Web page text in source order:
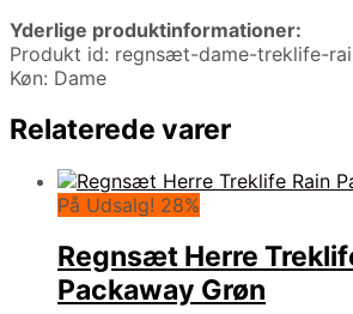
Yderlige produktinformationer:
Produkt id: regnsæt-dame-treklife-
Køn: Dame
Relaterede varer
På Udsalg! 28%
Regnsæt Herre
Packaway Grøn